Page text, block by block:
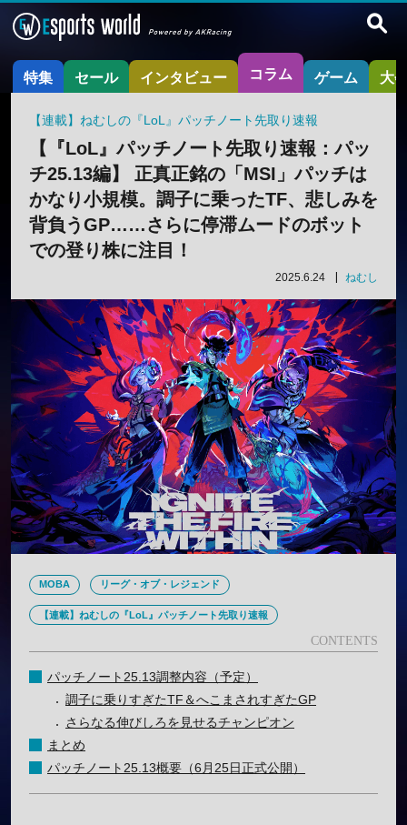
特集 セール インタビュー コラム ゲーム 大
【連載】ねむしの『LoL』パッチノート先取り速報
【『LoL』パッチノート先取り速報：パッ
チ25.13編】 正真正銘の「MSI」パッチは
かなり小規模。調子に乗ったTF、悲しみを
背負うGP……さらに停滞ムードのボット
での登り株に注目！
2025.6.24 ねむし
MOBA リーグ・オブ・レジェンド
【連載】ねむしの『LoL』パッチノート先取り速報
パッチノート25.13調整内容（予定）
調子に乗りすぎたTF＆へこまされすぎたGP
さらなる伸びしろを見せるチャンピオン
まとめ
パッチノート25.13概要（6月25日正式公開）